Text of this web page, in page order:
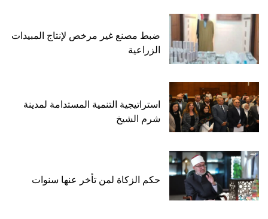
ضبط مصنع غير مرخص لإنتاج المبيدات
الزراعية
استراتيجية التنمية المستدامة لمدينة
شرم الشيخ
حكم الزكاة لمن تأخر عنها سنوات